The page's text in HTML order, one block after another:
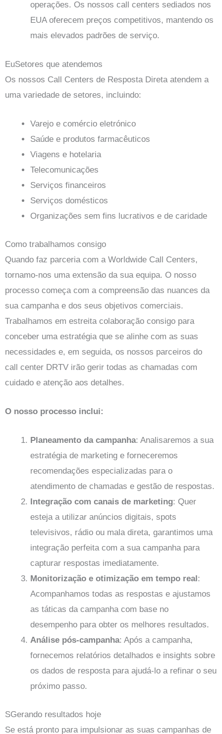
operações. Os nossos call centers sediados nos
EUA oferecem preços competitivos, mantendo os
mais elevados padrões de serviço.
EuSetores que atendemos
Os nossos Call Centers de Resposta Direta atendem a
uma variedade de setores, incluindo:
Varejo e comércio eletrónico
Saúde e produtos farmacêuticos
Viagens e hotelaria
Telecomunicações
Serviços financeiros
Serviços domésticos
Organizações sem fins lucrativos e de caridade
Como trabalhamos consigo
Quando faz parceria com a Worldwide Call Centers,
tornamo-nos uma extensão da sua equipa. O nosso
processo começa com a compreensão das nuances da
sua campanha e dos seus objetivos comerciais.
Trabalhamos em estreita colaboração consigo para
conceber uma estratégia que se alinhe com as suas
necessidades e, em seguida, os nossos parceiros do
call center DRTV irão gerir todas as chamadas com
cuidado e atenção aos detalhes.
O nosso processo inclui:
Planeamento da campanha: Analisaremos a sua
estratégia de marketing e forneceremos
recomendações especializadas para o
atendimento de chamadas e gestão de respostas.
Integração com canais de marketing: Quer
esteja a utilizar anúncios digitais, spots
televisivos, rádio ou mala direta, garantimos uma
integração perfeita com a sua campanha para
capturar respostas imediatamente.
Monitorização e otimização em tempo real:
Acompanhamos todas as respostas e ajustamos
as táticas da campanha com base no
desempenho para obter os melhores resultados.
Análise pós-campanha: Após a campanha,
fornecemos relatórios detalhados e insights sobre
os dados de resposta para ajudá-lo a refinar o seu
próximo passo.
SGerando resultados hoje
Se está pronto para impulsionar as suas campanhas de